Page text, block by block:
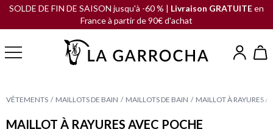
SOLDE DE FIN DE SAISON jusqu'à -60 % | Livraison GRATUITEen
France à partir de 90€ d'achat
VÊTEMENTS MAILLOTS DE BAIN MAILLOTS DE BAIN MAILLOT À RAYURES
MAILLOT À RAYURES AVEC POCHE